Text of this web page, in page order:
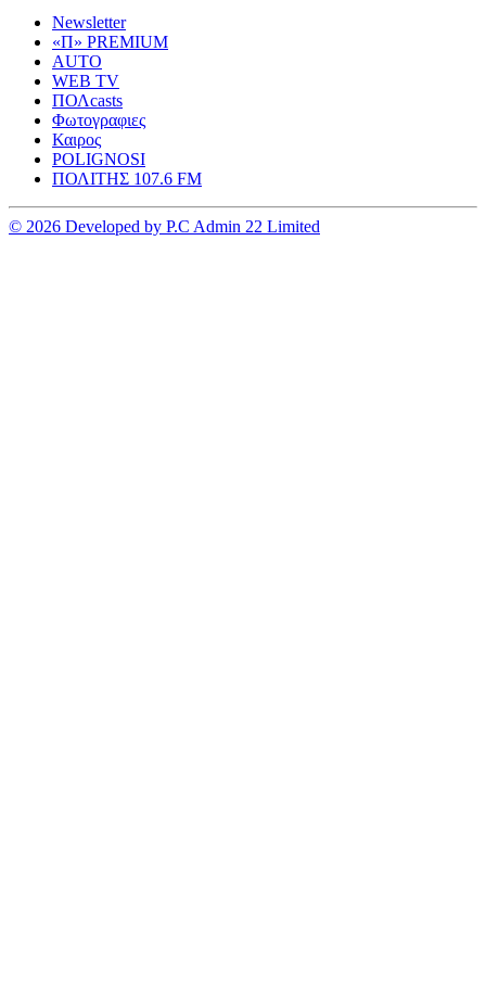
Newsletter
«Π» PREMIUM
AUTO
WEB TV
ΠΟΛcasts
Φωτογραφιες
Καιρος
POLIGNOSI
ΠΟΛΙΤΗΣ 107.6 FM
© 2026 Developed by P.C Admin 22 Limited